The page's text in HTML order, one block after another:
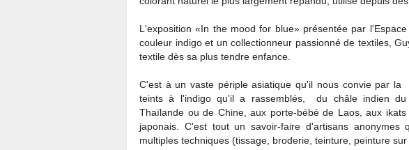
L'exposition «In the mood for blue» présentée par
couleur indigo et un collectionneur passionné de textiles,
textile dès sa plus tendre enfance.
C'est à un vaste périple asiatique qu'il nous conviepar la
teints à l'indigo qu'il a rassemblés,du châle indien
Thaïlande ou de Chine, aux porte-bébé de Laos, aux
japonais. C'est tout un savoir-faire d'artisans
multiples techniques (tissage, broderie, teinture, peinture sur